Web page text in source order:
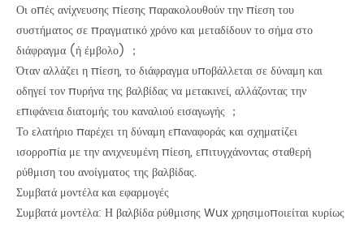
Οι οπές ανίχνευσης πίεσης παρακολουθούν την πίεση του
συστήματος σε πραγματικό χρόνο και μεταδίδουν το σήμα στο
διάφραγμα (ή έμβολο) ；
Όταν αλλάζει η πίεση, το διάφραγμα υποβάλλεται σε δύναμη και
οδηγεί τον πυρήνα της βαλβίδας να μετακινεί, αλλάζοντας την
επιφάνεια διατομής του καναλιού εισαγωγής ；
Το ελατήριο παρέχει τη δύναμη επαναφοράς και σχηματίζει
ισορροπία με την ανιχνευμένη πίεση, επιτυγχάνοντας σταθερή
ρύθμιση του ανοίγματος της βαλβίδας.
Συμβατά μοντέλα και εφαρμογές
Συμβατά μοντέλα: Η βαλβίδα ρύθμισης Wux χρησιμοποιείται κυρίως